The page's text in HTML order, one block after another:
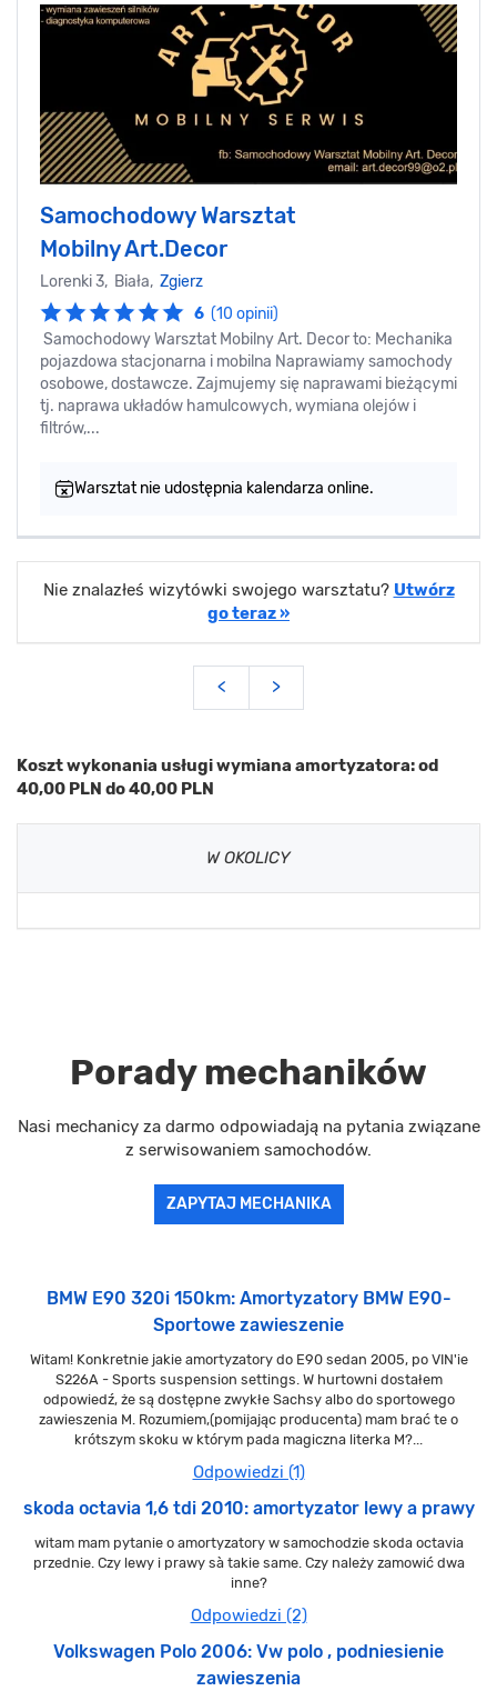
Samochodowy Warsztat
Mobilny Art.Decor
Lorenki 3, Biała, Zgierz
6 (10 opinii)
Samochodowy Warsztat Mobilny Art. Decor to: Mechanika
pojazdowa stacjonarna i mobilna Naprawiamy samochody
osobowe, dostawcze. Zajmujemy się naprawami bieżącymi
tj. naprawa układów hamulcowych, wymiana olejów i
filtrów,...
Warsztat nie udostępnia kalendarza online.
Nie znalazłeś wizytówki swojego warsztatu? Utwórz
go teraz »
< >
Koszt wykonania usługi wymiana amortyzatora: od
40,00 PLN do 40,00 PLN
W OKOLICY
Porady mechaników
Nasi mechanicy za darmo odpowiadają na pytania związane
z serwisowaniem samochodów.
ZAPYTAJ MECHANIKA
BMW E90 320i 150km: Amortyzatory BMW E90-
Sportowe zawieszenie
Witam! Konkretnie jakie amortyzatory do E90 sedan 2005, po VIN'ie
S226A - Sports suspension settings. W hurtowni dostałem
odpowiedź, że są dostępne zwykłe Sachsy albo do sportowego
zawieszenia M. Rozumiem,(pomijając producenta) mam brać te o
krótszym skoku w którym pada magiczna literka M?...
Odpowiedzi (1)
skoda octavia 1,6 tdi 2010: amortyzator lewy a prawy
witam mam pytanie o amortyzatory w samochodzie skoda octavia
przednie. Czy lewy i prawy sà takie same. Czy należy zamowić dwa
inne?
Odpowiedzi (2)
Volkswagen Polo 2006: Vw polo , podniesienie
zawieszenia